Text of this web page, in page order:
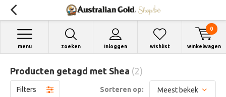
zoeken inloggen
menu wishlist winkelwagen
0
Producten getagd met Shea (2)
Filters Sorteren op: